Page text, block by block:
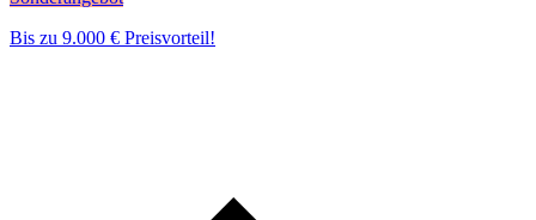
Bis zu 9.000 € Preisvorteil!